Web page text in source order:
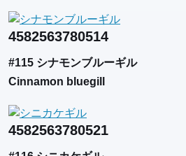
4582563780514
#115 シナモンブルーギル
Cinnamon bluegill
4582563780521